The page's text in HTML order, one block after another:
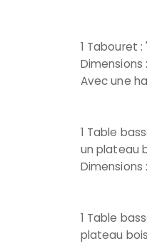
1 Tabouret :
Dimensions
Avec une
1 Table
un plateau
Dimensions
1 Table
plateau